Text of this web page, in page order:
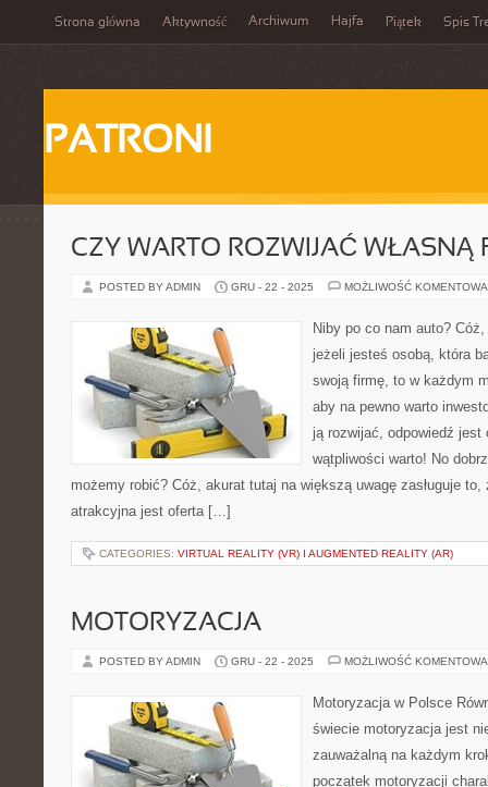
Strona główna Aktywność Archiwum Hajfa Piątek Spis
PATRONI
CZY WARTO ROZWIJAĆ WŁASNĄ
POSTED BY ADMIN GRU - 22 - 2025 MOŻLIWOŚĆ
Niby po co nam auto?
jeżeli jesteś osobą, która
swoją firmę, to w każdym
aby na pewno warto
ją rozwijać, odpowiedź
wątpliwości warto! No
możemy robić? Cóż, akurat tutaj na większą uwagę zasługuje to,
atrakcyjna jest oferta […]
CATEGORIES: VIRTUAL REALITY (VR) I AUGMENTED REALITY (AR)
MOTORYZACJA
POSTED BY ADMIN GRU - 22 - 2025 MOŻLIWOŚĆ
Motoryzacja w Polsce
świecie motoryzacja jest
zauważalną na każdym
początek motoryzacji